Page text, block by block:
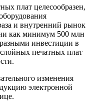
плат целесообразен,
и внутренний рынок
как минимум 500 млн
инвестиции в
печатных плат
изменения
электронной